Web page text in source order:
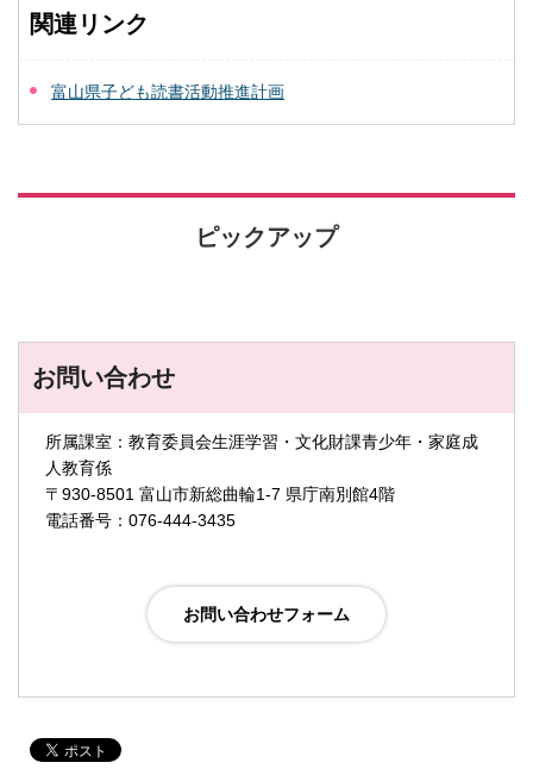
関連リンク
富山県子ども読書活動推進計画
ピックアップ
お問い合わせ
所属課室：教育委員会生涯学習・文化財課青少年・家庭成
人教育係
〒930-8501 富山市新総曲輪1-7 県庁南別館4階
電話番号：076-444-3435